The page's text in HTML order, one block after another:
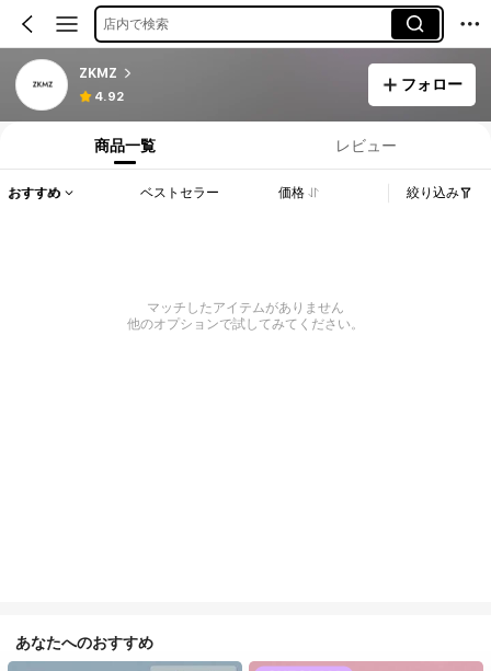
店内で検索
ZKMZ
4.92
フォロー
商品一覧 レビュー
おすすめ ベストセラー 価格 絞り込み
マッチしたアイテムがありません
他のオプションで試してみてください。
あなたへのおすすめ